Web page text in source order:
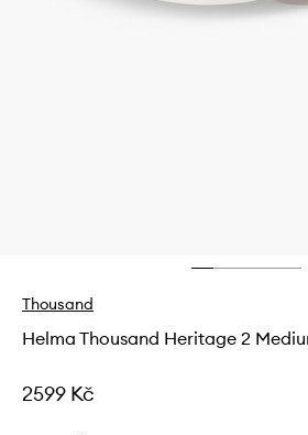
Thousand
Helma Thousand Heritage 2
2599 Kč